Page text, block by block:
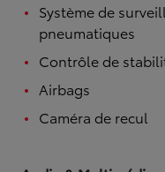
Système de
pneumatiques
Contrôle de
Airbags
Caméra de recul